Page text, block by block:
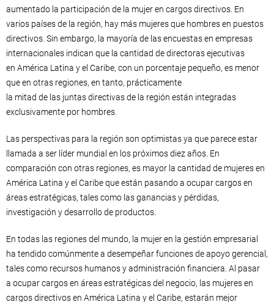
aumentado la participación de la mujer en cargos directivos. En
varios países de la región, hay más mujeres que hombres en puestos
directivos. Sin embargo, la mayoría de las encuestas en empresas
internacionales indican que la cantidad de directoras ejecutivas
en América Latina y el Caribe, con un porcentaje pequeño, es menor
que en otras regiones, en tanto, prácticamente
la mitad de las juntas directivas de la región están integradas
exclusivamente por hombres.
Las perspectivas para la región son optimistas ya que parece estar
llamada a ser líder mundial en los próximos diez años. En
comparación con otras regiones, es mayor la cantidad de mujeres en
América Latina y el Caribe que están pasando a ocupar cargos en
áreas estratégicas, tales como las ganancias y pérdidas,
investigación y desarrollo de productos.
En todas las regiones del mundo, la mujer en la gestión empresarial
ha tendido comúnmente a desempeñar funciones de apoyo gerencial,
tales como recursos humanos y administración financiera. Al pasar
a ocupar cargos en áreas estratégicas del negocio, las mujeres en
cargos directivos en América Latina y el Caribe, estarán mejor